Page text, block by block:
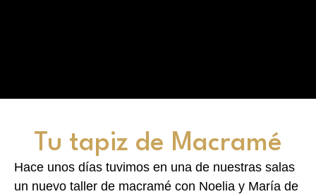
Tu tapiz de Macramé
Hace unos días tuvimos en una de nuestras salas
un nuevo taller de macramé con Noelia y María de